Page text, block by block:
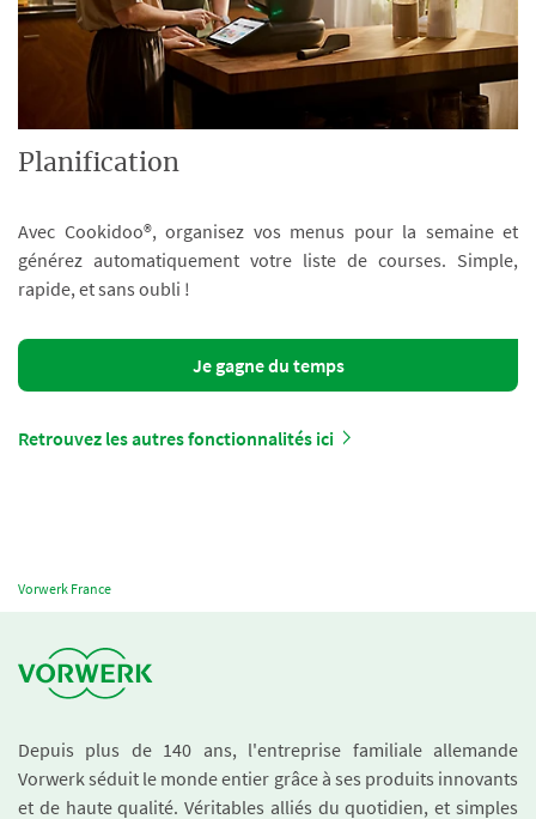
Planification
Avec Cookidoo®, organisez vos menus pour la semaine et
générez automatiquement votre liste de courses. Simple,
rapide, et sans oubli !
Je gagne du temps
Retrouvez les autres fonctionnalités ici
Vorwerk France
Depuis plus de 140 ans, l'entreprise familiale allemande
Vorwerk séduit le monde entier grâce à ses produits innovants
et de haute qualité. Véritables alliés du quotidien, et simples